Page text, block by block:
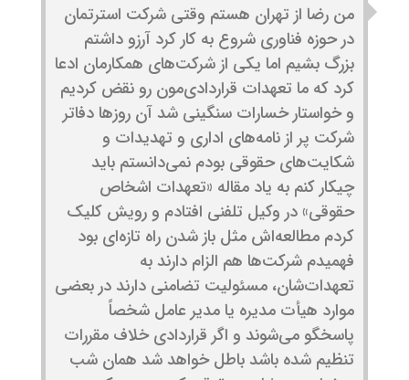
من رضا از تهران هستم وقتی شرکت استرتمان
در حوزه فناوری شروع به کار کرد آرزو داشتم
بزرگ بشیم اما یکی از شرکت‌های همکارمان ادعا
کرد که ما تعهدات قراردادی‌مون رو نقض کردیم
و خواستار خسارات سنگینی شد آن روزها دفاتر
شرکت پر از نامه‌های اداری و تهدیدات و
شکایت‌های حقوقی بودم نمی‌دانستم باید
چیکار کنم به یاد مقاله «تعهدات اشخاص
حقوقی» در وکیل تلفنی افتادم و رویش کلیک
کردم مطالعه‌اش مثل باز شدن راه تازه‌ای بود
فهمیدم شرکت‌ها هم الزام دارند به
تعهدات‌شان، مسئولیت تضامنی دارند در بعضی
موارد هیأت مدیره یا مدیر عامل شخصاً
پاسخگو می‌شوند و اگر قراردادی خلاف مقررات
تنظیم شده باشد باطل خواهد شد همان شب